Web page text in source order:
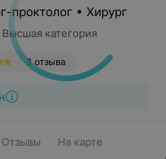
проктолог • Хирург
категория
3 отзыва
Отзывы На карте